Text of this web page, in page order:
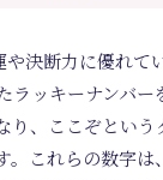
決断力に優れて
ラッキーナンバー
り、ここぞとい
。これらの数字は